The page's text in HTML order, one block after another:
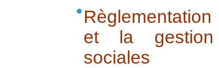
et la gestion
sociales